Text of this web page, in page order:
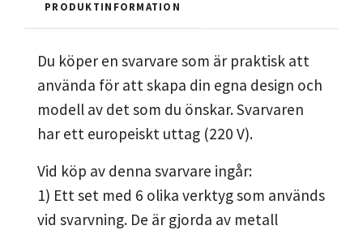
PRODUKTINFORMATION
Du köper en svarvare som är praktisk att
använda för att skapa din egna design och
modell av det som du önskar. Svarvaren
har ett europeiskt uttag (220 V).
Vid köp av denna svarvare ingår:
1) Ett set med 6 olika verktyg som används
vid svarvning. De är gjorda av metall